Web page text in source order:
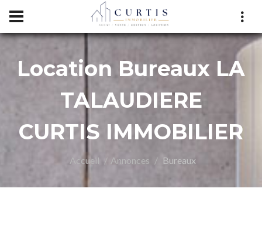
Location Bureaux LA
TALAUDIERE
CURTIS IMMOBILIER
Accueil Annonces Bureaux